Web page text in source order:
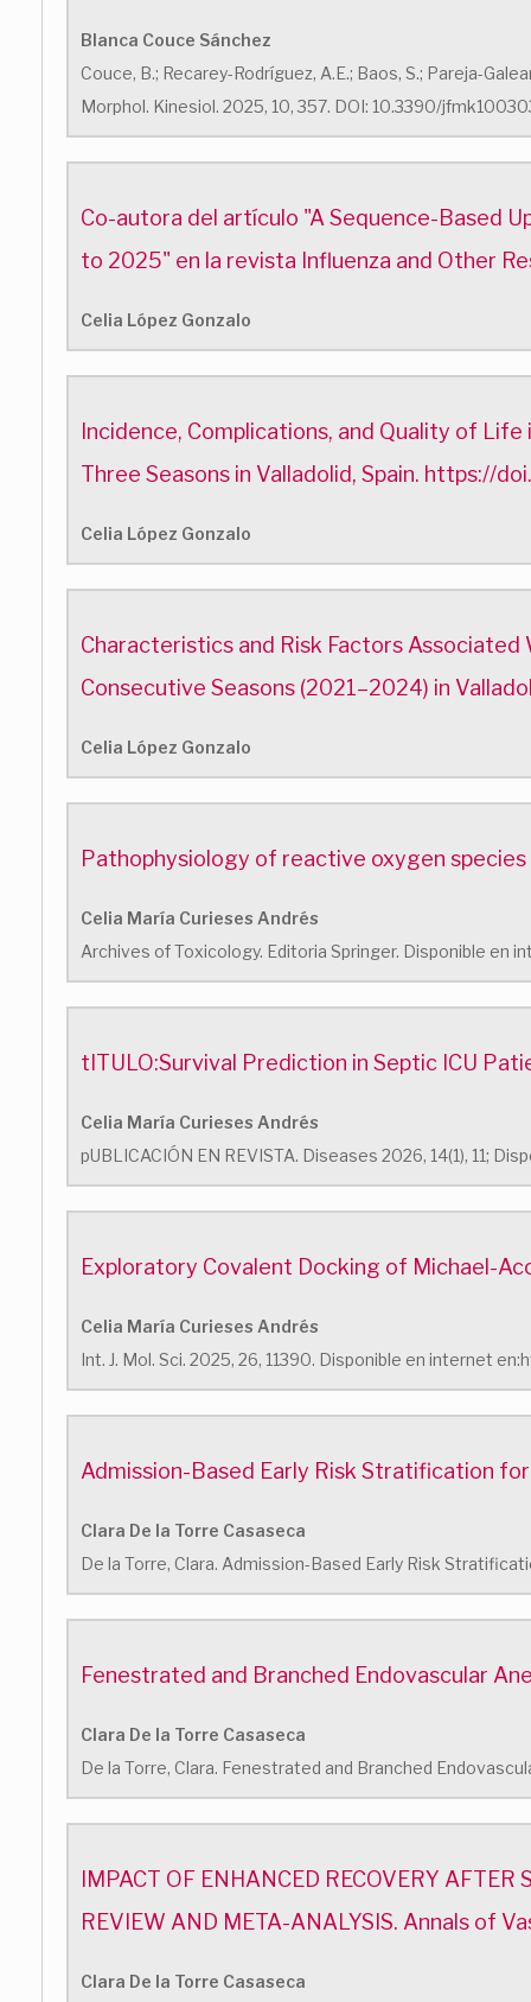
Blanca Couce Sánchez
Couce, B.; Recarey-Rodríguez, A.E.; Baos, S.; Pareja-
Morphol. Kinesiol. 2025, 10, 357. DOI: 10.3390/
Co-autora del artículo "A Sequence-Based
to 2025" en la revista Influenza and Other
Celia López Gonzalo
Incidence, Complications, and Quality of
Three Seasons in Valladolid, Spain. https://
Celia López Gonzalo
Characteristics and Risk Factors
Consecutive Seasons (2021–2024) in
Celia López Gonzalo
Pathophysiology of reactive oxygen species
Celia María Curieses Andrés
Archives of Toxicology. Editoria Springer. Disponible
tITULO:Survival Prediction in Septic ICU
Celia María Curieses Andrés
pUBLICACIÓN EN REVISTA. Diseases 2026, 14(1), 11;
Exploratory Covalent Docking of Michael-
Celia María Curieses Andrés
Int. J. Mol. Sci. 2025, 26, 11390. Disponible en internet
Admission-Based Early Risk Stratification
Clara De la Torre Casaseca
De la Torre, Clara. Admission-Based Early Risk
Fenestrated and Branched Endovascular
Clara De la Torre Casaseca
De la Torre, Clara. Fenestrated and Branched
IMPACT OF ENHANCED RECOVERY
REVIEW AND META-ANALYSIS. Annals of
Clara De la Torre Casaseca